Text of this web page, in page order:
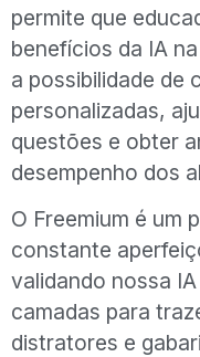
permite que
benefícios da IA
a possibilidade de
personalizadas,
questões e obter
desempenho dos
O Freemium é um
constante
validando nossa
camadas para
distratores e